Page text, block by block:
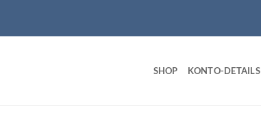
SHOP KONTO-DETAILS